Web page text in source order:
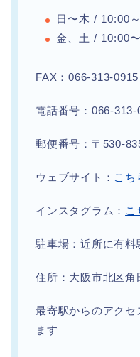
日〜木 / 10:00
金、土 / 10:00
FAX：066-313-0915
電話番号：066-313-
郵便番号：〒530-
ウェブサイト： こち
インスタグラム： こ
駐車場：近所に有料
住所：大阪市北区
最寄駅からのアク
ます